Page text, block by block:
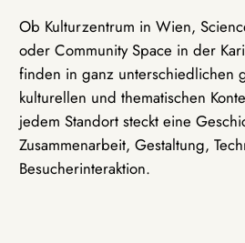
Ob Kulturzentrum in Wien,
oder Community Space in der
finden in ganz unterschiedlichen
kulturellen und thematischen
jedem Standort steckt eine
Zusammenarbeit, Gestaltung,
Besucherinteraktion.